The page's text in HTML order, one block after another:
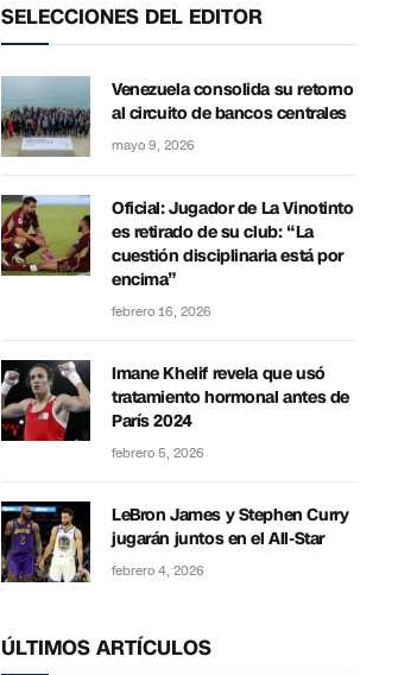
SELECCIONES DEL EDITOR
Venezuela consolida su retorno
al circuito de bancos centrales
mayo 9, 2026
Oficial: Jugador de La Vinotinto
es retirado de su club: “La
cuestión disciplinaria está por
encima”
febrero 16, 2026
Imane Khelif revela que usó
tratamiento hormonal antes de
París 2024
febrero 5, 2026
LeBron James y Stephen Curry
jugarán juntos en el All-Star
febrero 4, 2026
ÚLTIMOS ARTÍCULOS